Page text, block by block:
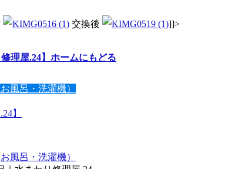
交換後 ]]>
理屋.24】ホームにもどる
風呂・洗濯機）
】
風呂・洗濯機）